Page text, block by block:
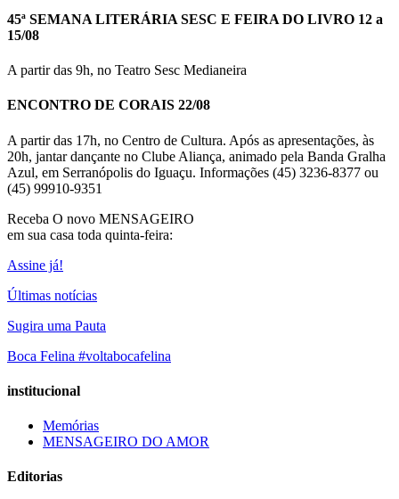
45ª SEMANA LITERÁRIA SESC E FEIRA DO LIVRO 12 a
15/08
A partir das 9h, no Teatro Sesc Medianeira
ENCONTRO DE CORAIS 22/08
A partir das 17h, no Centro de Cultura. Após as apresentações, às
20h, jantar dançante no Clube Aliança, animado pela Banda Gralha
Azul, em Serranópolis do Iguaçu. Informações (45) 3236-8377 ou
(45) 99910-9351
Receba O novo MENSAGEIRO
em sua casa toda quinta-feira:
Assine já!
Últimas notícias
Sugira uma Pauta
Boca Felina #voltabocafelina
institucional
Memórias
MENSAGEIRO DO AMOR
Editorias